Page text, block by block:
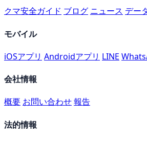
クマ安全ガイド ブログ ニュース デー
モバイル
iOSアプリ Androidアプリ LINE
会社情報
概要 お問い合わせ報告
法的情報